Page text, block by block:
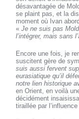
désavantagée de
se plaint pas, et la
moment où Ivan
«Je ne suis pas
l’intégrer, mais sans
Encore une fois, je
suscitent gère de
suis aussi fervent
eurasiatique qu’il
notre lien historique
en Orient, en voilà
décidément
tiraillée par